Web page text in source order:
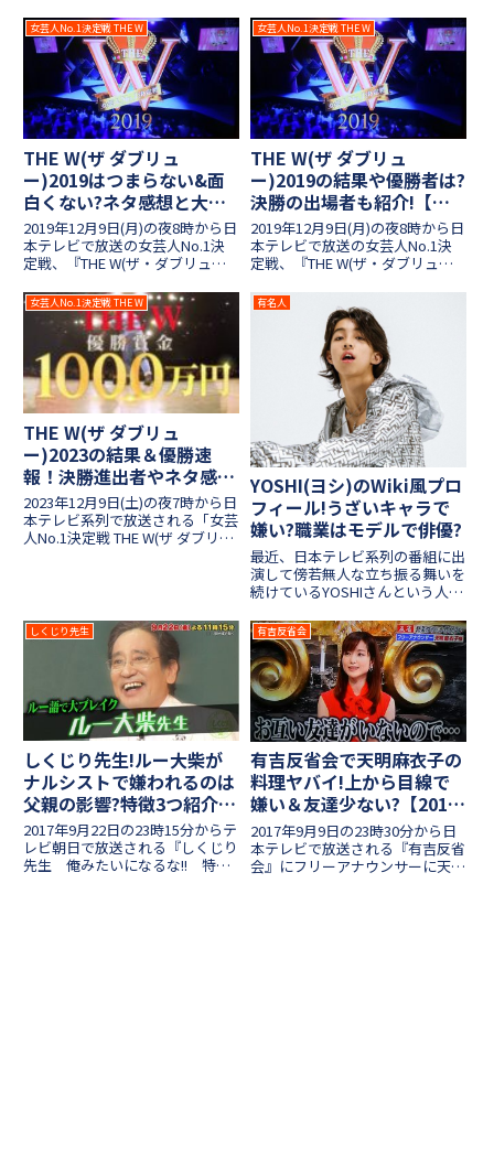
します！年齢はまだ16歳ながら
目上の人間にもタメ口で喋るノリ
のいいキャラですね。しかし視聴
者からは批判...
ビューティーカップ』が放送され
ます！今回出演した男芸人たちも
クオリティが高く、新メンバーの
反響が良かったとのこ...
女芸人No.1決定戦 THE W
THE W(ザ ダブリュ
ー)2019はつまらない&面
白くない?ネタ感想と大会
を評価!【女芸人ナンバー
ワン決定戦】
2019年12月9日(月)の夜8時から日
本テレビで放送の女芸人No.1決
定戦、『THE W(ザ・ダブリュ
勝を果たし、大会を締めくくりま
したね。しかし今年もネットでは
酷評されており、全体としては
「つまらない」「...
女芸人No.1決定戦 THE W
THE W(ザ ダブリュ
ー)2019の結果や優勝者は?
決勝の出場者も紹介!【女
芸人ナンバーワン決定戦】
2019年12月9日(月)の夜8時から日
本テレビで放送の女芸人No.1決
定戦、『THE W(ザ・ダブリュ
白いのか、最高のネタで勝負して
いきます！モノマネ、漫才、コン
トなどのジャンルでベテランから
若手まで多数の女...
女芸人No.1決定戦 THE W
THE W(ザ ダブリュ
ー)2023の結果＆優勝速
報！決勝進出者やネタ感想
も紹介【女芸人No.1決定
戦】
2023年12月9日(土)の夜7時から日
本テレビ系列で放送される「女芸
人No.1決定戦 THE W(ザ ダブリュ
イナリスト12組が決勝1回戦で3
グループに分かれてネタを披露
し、各グループで審査員から最も
面白いと評価された出場者がファ
イナルラウンドに進出します。果
たして優勝したのは誰なのか、最
終決戦で第7代女王が決まるTHE
W2023決勝の気になる結果やネタ
感想を紹介します！
有名人
YOSHI(ヨシ)のWiki風プロ
フィール!うざいキャラで
嫌い?職業はモデルで俳優?
最近、日本テレビ系列の番組に出
演して傍若無人な立ち振る舞いを
続けているYOSHIさんという人物
何者なのか、今のところ
Wikipediaも無いですね。「ウザ
い」「嫌い」とネットで叩かれ、
一躍有名人となりました...
しくじり先生
しくじり先生!ルー大柴が
ナルシストで嫌われるのは
父親の影響?特徴3つ紹介!
【番組詳細】
2017年9月22日の23時15分からテ
レビ朝日で放送される『しくじり
先生 俺みたいになるな!! 特別
有吉反省会
有吉反省会で天明麻衣子の
料理ヤバイ!上から目線で
嫌い＆友達少ない?【2017
年9月9日放送】
2017年9月9日の23時30分から日
本テレビで放送される『有吉反省
会』にフリーアナウンサーに天明